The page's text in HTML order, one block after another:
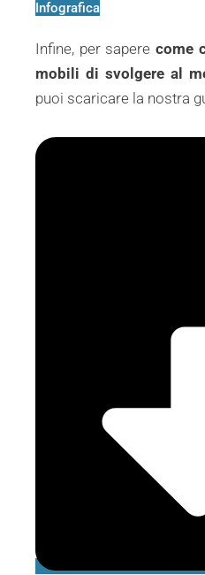
Infografica
Infine, per sapere come
mobili di svolgere al
puoi scaricare la nostra